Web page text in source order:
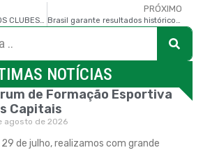
FELIZ DIA NACIONAL DOS CLUBES ESPORTIVOS E SOCIAIS!
PRÓXIMO
Brasil garante resultados históricos das Olimpíadas de Inverno
NOTÍCIAS
de Formação Esportiva
Capitais
agosto de 2026
29 de julho, realizamos com grande